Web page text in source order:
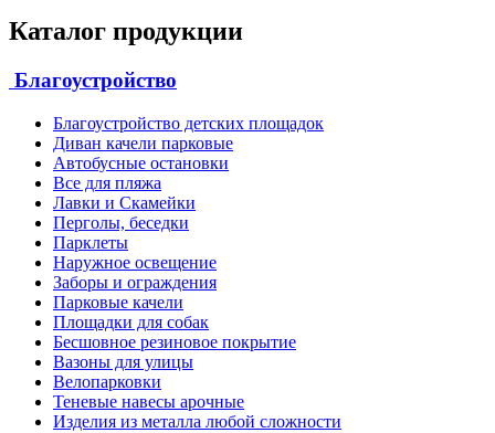
Каталог продукции
Благоустройство
Благоустройство детских площадок
Диван качели парковые
Автобусные остановки
Все для пляжа
Лавки и Скамейки
Перголы, беседки
Парклеты
Наружное освещение
Заборы и ограждения
Парковые качели
Площадки для собак
Бесшовное резиновое покрытие
Вазоны для улицы
Велопарковки
Теневые навесы арочные
Изделия из металла любой сложности